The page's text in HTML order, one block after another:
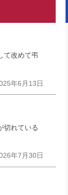
て改めて弔
年6月13日
切れている
年7月30日